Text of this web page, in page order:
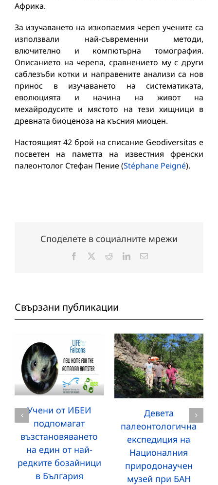
Африка.
За изучаването на изкопаемия череп учените са
използвали най-съвременни методи,
влючително и компютърна томография.
Описанието на черепа, сравнението му с други
саблезъби котки и направените анализи са нов
принос в изучаването на систематиката,
еволюцията и начина на живот на
мехайродусите и мястото на тези хищници в
древната биоценоза на късния миоцен.
Настоящият 42 брой на списание Geodiversitas е
посветен на паметта на известния френски
палеонтолог Стефан Пение (Stéphane Peigné).
Споделете в социалните мрежи
Facebook RedditLinkedInЕлектронна
Свързани публикации
Учени от ИБЕИ
подпомагат
възстановяването
на един от най-
редките бозайници
в България
Девета
палеонтологична
експедиция на
Националния
природонаучен
музей при БАН